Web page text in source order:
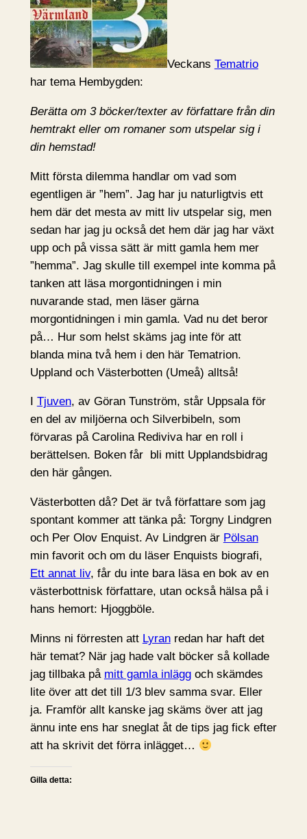
Veckans Tematrio
har tema Hembygden:
Berätta om 3 böcker/texter av författare från din
hemtrakt eller om romaner som utspelar sig i
din hemstad!
Mitt första dilemma handlar om vad som
egentligen är ”hem”. Jag har ju naturligtvis ett
hem där det mesta av mitt liv utspelar sig, men
sedan har jag ju också det hem där jag har växt
upp och på vissa sätt är mitt gamla hem mer
”hemma”. Jag skulle till exempel inte komma på
tanken att läsa morgontidningen i min
nuvarande stad, men läser gärna
morgontidningen i min gamla. Vad nu det beror
på… Hur som helst skäms jag inte för att
blanda mina två hem i den här Tematrion.
Uppland och Västerbotten (Umeå) alltså!
Tjuven, av Göran Tunström, står Uppsala för
en del av miljöerna och Silverbibeln, som
förvaras på Carolina Rediviva har en roll i
berättelsen. Boken får bli mitt Upplandsbidrag
den här gången.
Västerbotten då? Det är två författare som jag
spontant kommer att tänka på: Torgny Lindgren
och Per Olov Enquist. Av Lindgren är Pölsan
min favorit och om du läser Enquists biografi,
Ett annat liv, får du inte bara läsa en bok av en
västerbottnisk författare, utan också hälsa på i
hans hemort: Hjoggböle.
Minns ni förresten att Lyranredan har haft det
här temat? När jag hade valt böcker så kollade
jag tillbaka på mitt gamla inläggoch skämdes
lite över att det till 1/3 blev samma svar. Eller
ja. Framför allt kanske jag skäms över att jag
ännu inte ens har sneglat åt de tips jag fick efter
att ha skrivit det förra inlägget…
Gilla detta: